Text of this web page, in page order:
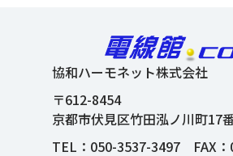
協和ハーモネット株式会社
〒612-8454
京都市伏見区竹田泓ノ川町17
TEL： 050-3537-3497FAX：